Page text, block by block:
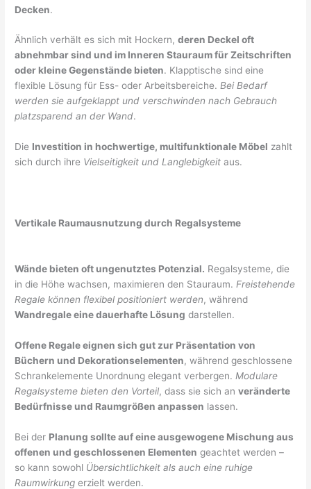
Decken.
Ähnlich verhält es sich mit Hockern,deren Deckel oft
abnehmbar sind und im Inneren Stauraum für Zeitschriften
oder kleine Gegenstände bieten. Klapptische sind eine
flexible Lösung für Ess- oder Arbeitsbereiche.Bei Bedarf
werden sie aufgeklappt und verschwinden nach Gebrauch
platzsparend an der Wand.
Die Investition in hochwertige, multifunktionale Möbel zahlt
sich durch ihre Vielseitigkeit und Langlebigkeit aus.
Vertikale Raumausnutzung durch Regalsysteme
Wände bieten oft ungenutztes Potenzial. Regalsysteme, die
in die Höhe wachsen, maximieren den Stauraum. Freistehende
Regale können flexibel positioniert werden, während
Wandregale eine dauerhafte Lösung darstellen.
Offene Regale eignen sich gut zur Präsentation von
Büchern und Dekorationselementen, während geschlossene
Schrankelemente Unordnung elegant verbergen. Modulare
Regalsysteme bieten den Vorteil, dass sie sich anveränderte
Bedürfnisse und Raumgrößen anpassen lassen.
Bei der Planung sollte auf eine ausgewogene Mischung aus
offenen und geschlossenen Elementen geachtet werden –
so kann sowohl Übersichtlichkeit als auch eine ruhige
Raumwirkung erzielt werden.